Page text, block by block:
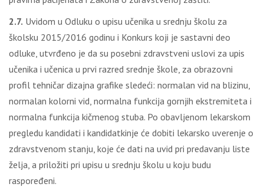
2.7. Uvidom u Odluku o upisu učenika u srednju školu za
školsku 2015/2016 godinu i Konkurs koji je sastavni deo
odluke, utvrđeno je da su posebni zdravstveni uslovi za upis
učenika i učenica u prvi razred srednje škole, za obrazovni
profil tehničar dizajna grafike sledeći: normalan vid na blizinu,
normalan kolorni vid, normalna funkcija gornjih ekstremiteta i
normalna funkcija kičmenog stuba. Po obavljenom lekarskom
pregledu kandidati i kandidatkinje će dobiti lekarsko uverenje o
zdravstvenom stanju, koje će dati na uvid pri predavanju liste
želja, a priložiti pri upisu u srednju školu u koju budu
raspoređeni.